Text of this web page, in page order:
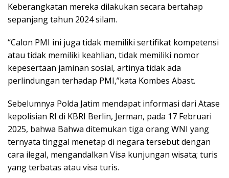
Keberangkatan mereka dilakukan secara bertahap
sepanjang tahun 2024 silam.
“Calon PMI ini juga tidak memiliki sertifikat kompetensi
atau tidak memiliki keahlian, tidak memiliki nomor
kepesertaan jaminan sosial, artinya tidak ada
perlindungan terhadap PMI,”kata Kombes Abast.
Sebelumnya Polda Jatim mendapat informasi dari Atase
kepolisian RI di KBRI Berlin, Jerman, pada 17 Februari
2025, bahwa Bahwa ditemukan tiga orang WNI yang
ternyata tinggal menetap di negara tersebut dengan
cara ilegal, mengandalkan Visa kunjungan wisata; turis
yang terbatas atau visa turis.